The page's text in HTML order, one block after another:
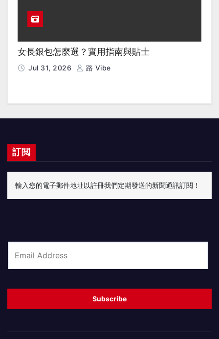
女長銀包怎麼選？實用指南與貼士
Jul 31, 2026 路 Vibe
訂閲
輸入您的電子郵件地址以註冊我們定期發送的新聞通訊訂閱！
i
Subscribe